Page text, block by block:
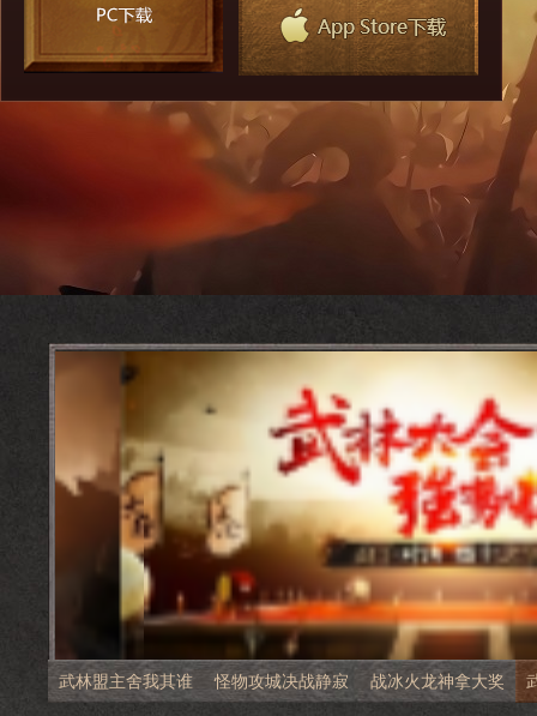
武林盟主舍我其谁 怪物攻城决战静寂 战冰火龙神拿大奖